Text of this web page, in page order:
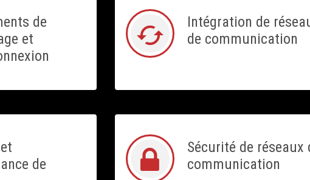
de
et
cached
Intégration de
de communication
de
Sécurité de réseaux
communication